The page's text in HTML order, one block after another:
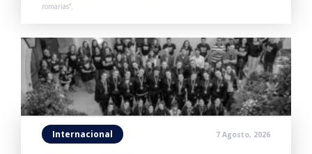
romarias”.
Internacional 7 Agosto, 2026